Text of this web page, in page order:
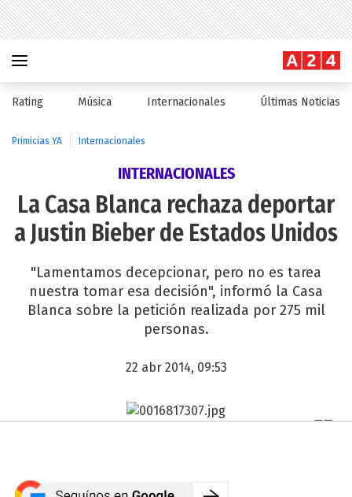
Rating Música Internacionales Últimas Noticias
Primicias YA Internacionales
INTERNACIONALES
La Casa Blanca rechaza deportar
a Justin Bieber de Estados Unidos
"Lamentamos decepcionar, pero no es tarea
nuestra tomar esa decisión", informó la Casa
Blanca sobre la petición realizada por 275 mil
personas.
22 abr 2014, 09:53